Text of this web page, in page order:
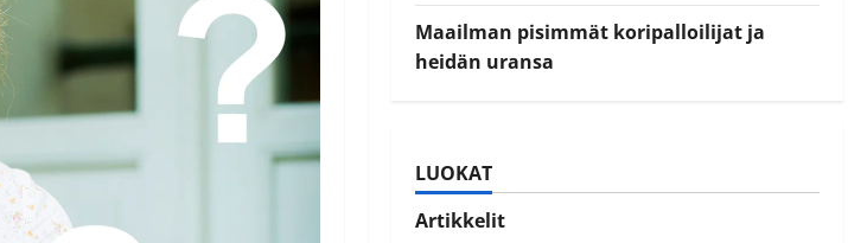
Maailman pisimmät koripalloilijat ja
heidän uransa
LUOKAT
Artikkelit